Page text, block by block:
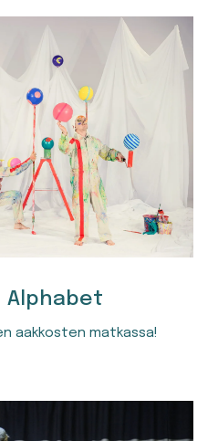
Alphabet
aakkosten matkassa!